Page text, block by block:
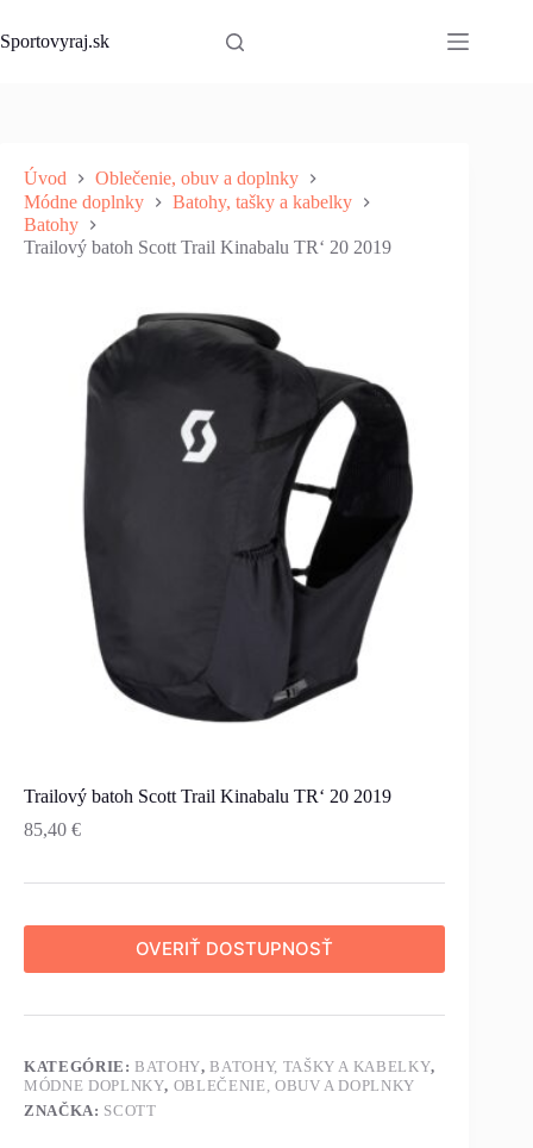
to
content
Sportovyraj.sk
Úvod
Oblečenie, obuv a doplnky
Módne doplnky
Batohy, tašky a kabelky
Batohy
Trailový batoh Scott Trail Kinabalu TR‘ 20 2019
Trailový batoh Scott Trail Kinabalu TR‘ 20 2019
85,40 €
OVERIŤ DOSTUPNOSŤ
KATEGÓRIE:BATOHY,BATOHY, TAŠKY A KABELKY,
MÓDNE DOPLNKY, OBLEČENIE, OBUV A DOPLNKY
ZNAČKA: SCOTT